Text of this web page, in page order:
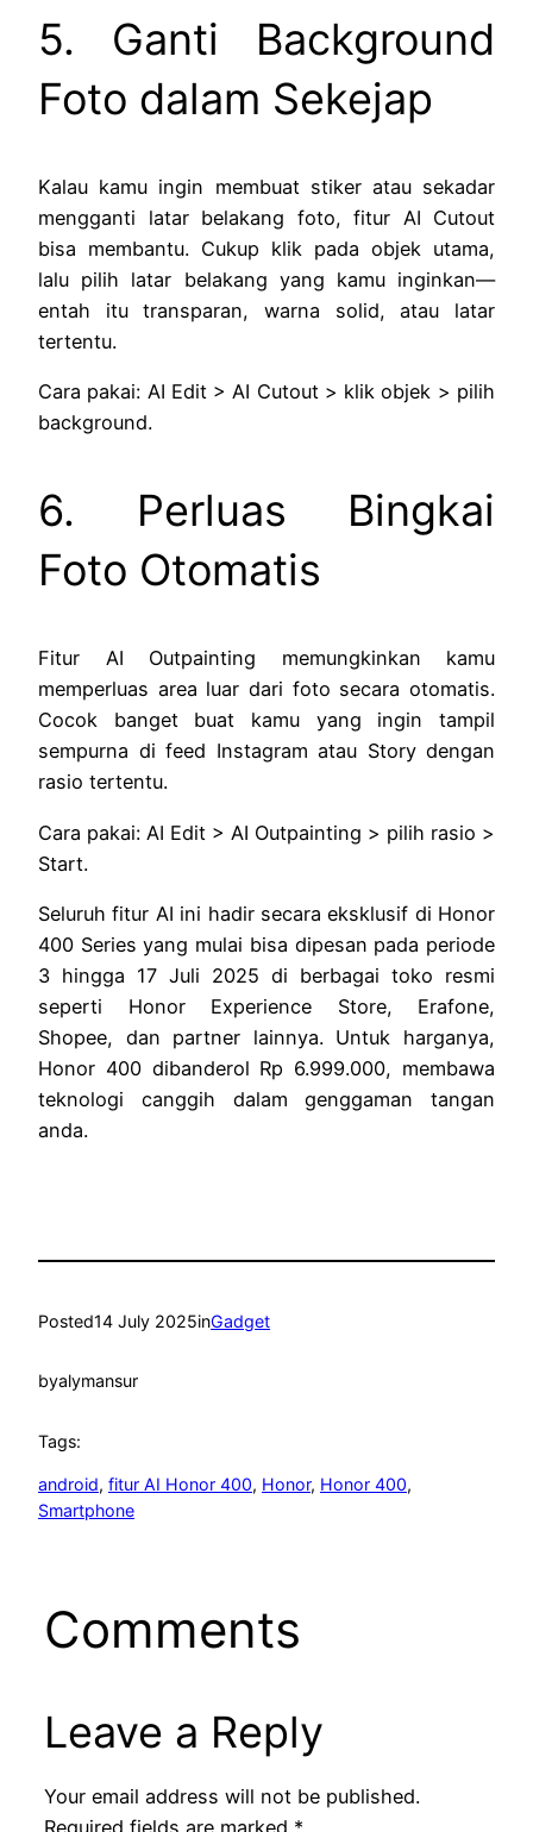
5. Ganti Background
Foto dalam Sekejap
Kalau kamu ingin membuat stiker atau sekadar
mengganti latar belakang foto, fitur AI Cutout
bisa membantu. Cukup klik pada objek utama,
lalu pilih latar belakang yang kamu inginkan—
entah itu transparan, warna solid, atau latar
tertentu.
Cara pakai: AI Edit > AI Cutout > klik objek > pilih
background.
6. Perluas Bingkai
Foto Otomatis
Fitur AI Outpainting memungkinkan kamu
memperluas area luar dari foto secara otomatis.
Cocok banget buat kamu yang ingin tampil
sempurna di feed Instagram atau Story dengan
rasio tertentu.
Cara pakai: AI Edit > AI Outpainting > pilih rasio >
Start.
Seluruh fitur AI ini hadir secara eksklusif di Honor
400 Series yang mulai bisa dipesan pada periode
3 hingga 17 Juli 2025 di berbagai toko resmi
seperti Honor Experience Store, Erafone,
Shopee, dan partner lainnya. Untuk harganya,
Honor 400 dibanderol Rp 6.999.000, membawa
teknologi canggih dalam genggaman tangan
anda.
Posted14 July 2025inGadget
byalymansur
Tags:
android, fitur AI Honor 400, Honor, Honor 400
Smartphone
Comments
Leave a Reply
Your email address will not be published.
Required fields are marked *